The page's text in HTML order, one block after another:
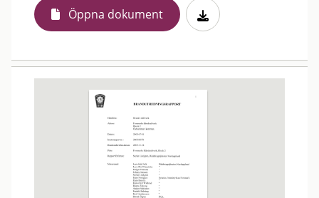
Öppna dokument